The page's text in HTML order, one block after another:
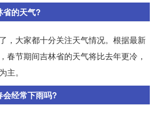
省的天气?
，大家都十分关注天气情况。根据最新
春节期间吉林省的天气将比去年更冷，
主。
会经常下雨吗?